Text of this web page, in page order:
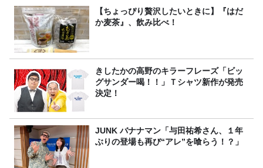
【ちょっぴり贅沢したいときに】『はだ
か麦茶』、飲み比べ！
きしたかの高野のキラーフレーズ「ビッ
グサンダー喝！！」Ｔシャツ新作が発売
決定！
JUNK バナナマン「与田祐希さん、１年
ぶりの登場も再び“アレ”を喰らう！？」